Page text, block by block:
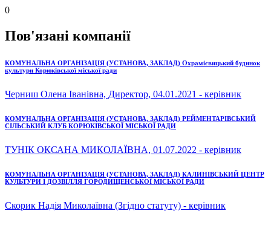
0
Пов'язані компанії
КОМУНАЛЬНА ОРГАНІЗАЦІЯ (УСТАНОВА, ЗАКЛАД) Охрамієвицький будинок
культури Корюківської міської ради
Черниш Олена Іванівна, Директор, 04.01.2021 - керівник
КОМУНАЛЬНА ОРГАНІЗАЦІЯ (УСТАНОВА, ЗАКЛАД) РЕЙМЕНТАРІВСЬКИЙ
СІЛЬСЬКИЙ КЛУБ КОРЮКІВСЬКОЇ МІСЬКОЇ РАДИ
ТУНІК ОКСАНА МИКОЛАЇВНА, 01.07.2022 - керівник
КОМУНАЛЬНА ОРГАНІЗАЦІЯ (УСТАНОВА, ЗАКЛАД) КАЛИНІВСЬКИЙ ЦЕНТР
КУЛЬТУРИ І ДОЗВІЛЛЯ ГОРОДИЩЕНСЬКОЇ МІСЬКОЇ РАДИ
Скорик Надія Миколаївна (Згідно статуту) - керівник